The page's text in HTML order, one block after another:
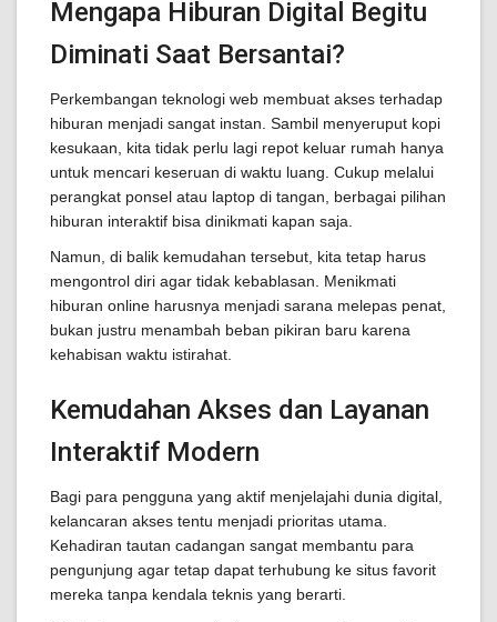
Mengapa Hiburan Digital Begitu
Diminati Saat Bersantai?
Perkembangan teknologi web membuat akses terhadap
hiburan menjadi sangat instan. Sambil menyeruput kopi
kesukaan, kita tidak perlu lagi repot keluar rumah hanya
untuk mencari keseruan di waktu luang. Cukup melalui
perangkat ponsel atau laptop di tangan, berbagai pilihan
hiburan interaktif bisa dinikmati kapan saja.
Namun, di balik kemudahan tersebut, kita tetap harus
mengontrol diri agar tidak kebablasan. Menikmati
hiburan online harusnya menjadi sarana melepas penat,
bukan justru menambah beban pikiran baru karena
kehabisan waktu istirahat.
Kemudahan Akses dan Layanan
Interaktif Modern
Bagi para pengguna yang aktif menjelajahi dunia digital,
kelancaran akses tentu menjadi prioritas utama.
Kehadiran tautan cadangan sangat membantu para
pengunjung agar tetap dapat terhubung ke situs favorit
mereka tanpa kendala teknis yang berarti.